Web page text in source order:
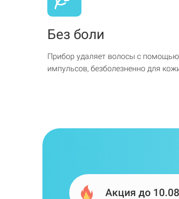
Без боли
Прибор удаляет волосы с
импульсов, безболезненно для
Акция до